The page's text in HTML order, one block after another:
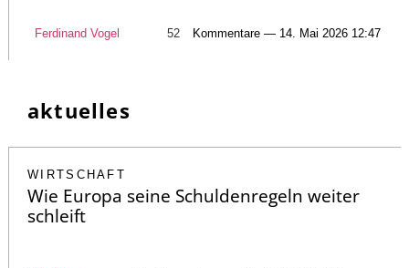
Ferdinand Vogel 52 Kommentare — 14. Mai 2026 12:47
aktuelles
WIRTSCHAFT
Wie Europa seine Schuldenregeln weiter
schleift